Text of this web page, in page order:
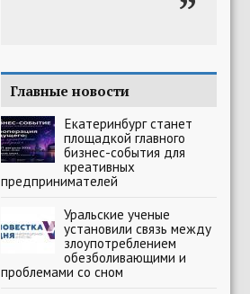
Главные новости
Екатеринбург станет
площадкой главного
бизнес-события для
креативных
предпринимателей
Уральские ученые
установили связь между
злоупотреблением
обезболивающими и
проблемами со сном